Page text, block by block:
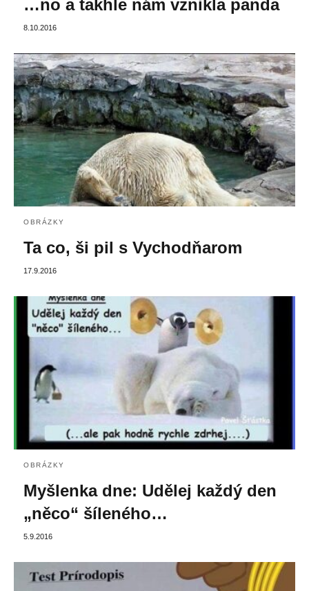
…no a takhle nám vznikla panda
8.10.2016
OBRÁZKY
Ta co, ši pil s Vychodňarom
17.9.2016
OBRÁZKY
Myšlenka dne: Udělej každý den
„něco“ šíleného…
5.9.2016